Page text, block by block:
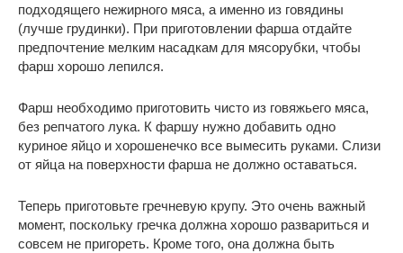
подходящего нежирного мяса, а именно из говядины
(лучше грудинки). При приготовлении фарша отдайте
предпочтение мелким насадкам для мясорубки, чтобы
фарш хорошо лепился.
Фарш необходимо приготовить чисто из говяжьего мяса,
без репчатого лука. К фаршу нужно добавить одно
куриное яйцо и хорошенечко все вымесить руками. Слизи
от яйца на поверхности фарша не должно оставаться.
Теперь приготовьте гречневую крупу. Это очень важный
момент, поскольку гречка должна хорошо развариться и
совсем не пригореть. Кроме того, она должна быть